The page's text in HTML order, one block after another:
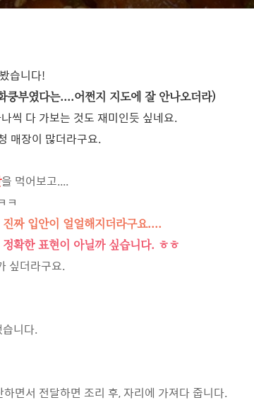
습니다!
쿵부였다는....어쩐지 지도에 잘 안나오더라)
씩 다 가보는 것도 재미인듯 싶네요.
매장이 많더라구요.
을 먹어보고....
ㅋ
짜 입안이 얼얼해지더라구요....
확한 표현이 아닐까 싶습니다. ㅎㅎ
싶더라구요.
니다.
면서 전달하면 조리 후, 자리에 가져다 줍니다.